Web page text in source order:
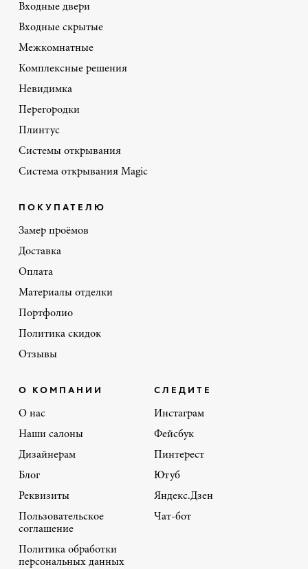
Входные двери
Входные скрытые
Межкомнатные
Комплексные решения
Невидимка
Перегородки
Плинтус
Системы открывания
Система открывания Magic
ПОКУПАТЕЛЮ
Замер проёмов
Доставка
Оплата
Материалы отделки
Портфолио
Политика скидок
Отзывы
О КОМПАНИИ
О нас
Наши салоны
Дизайнерам
Блог
Реквизиты
Пользовательское
соглашение
Политика обработки
персональных данных
СЛЕДИТЕ
Инстаграм
Фейсбук
Пинтерест
Ютуб
Яндекс.Дзен
Чат-бот